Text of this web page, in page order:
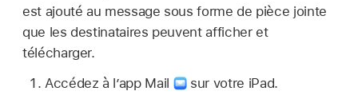
est ajouté au message sous forme de pièce jointe
que les destinataires peuvent afficher et
télécharger.
Accédez à l’app Mail
sur votre iPad.